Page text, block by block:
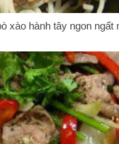
xào hành tây ngon ngất